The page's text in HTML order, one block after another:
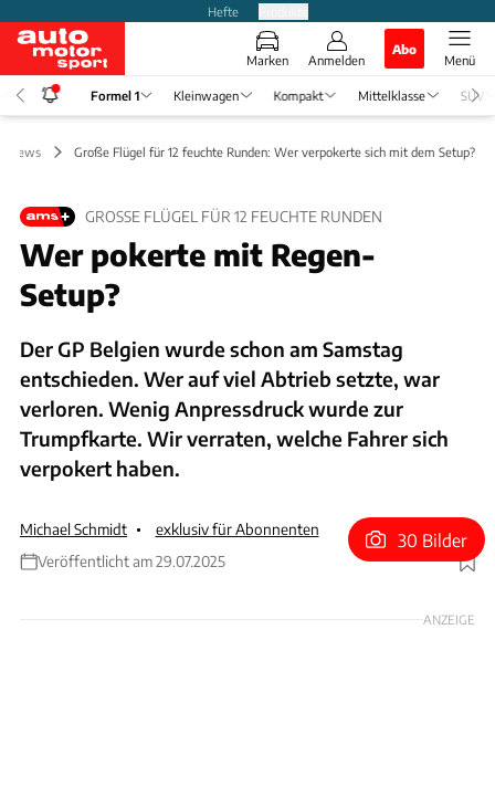
Hefte
Marken Anmelden
Abo
Menü
Formel 1 Kleinwagen Kompakt Mittelklasse SUV
News Große Flügel für 12 feuchte Runden: Wer verpokerte sich mit dem Setup?
GROSSE FLÜGEL FÜR 12 FEUCHTE RUNDEN
Wer pokerte mit Regen-
Setup?
Der GP Belgien wurde schon am Samstag
entschieden. Wer auf viel Abtrieb setzte, war
verloren. Wenig Anpressdruck wurde zur
Trumpfkarte. Wir verraten, welche Fahrer sich
verpokert haben.
Michael Schmidt
exklusiv für Abonnenten
Veröffentlicht am 29.07.2025
Foto: Wilhelm
30 Bilder
ANZEIGE